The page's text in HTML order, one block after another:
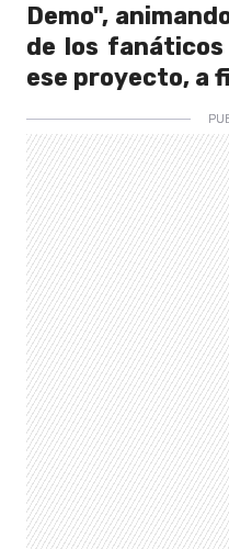
Demo",
de los
ese proyecto, a